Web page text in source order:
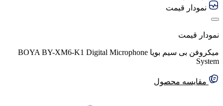
نمودار قیمت
نمودار قیمت
میکروفن بی سیم بویا BOYA BY-XM6-K1 Digital Microphone
System
مقایسه محصول